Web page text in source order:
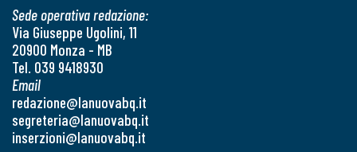
Sede operativa redazione:
Via Giuseppe Ugolini, 11
20900 Monza - MB
Tel. 039 9418930
Email
redazione@lanuovabq.it
segreteria@lanuovabq.it
inserzioni@lanuovabq.it